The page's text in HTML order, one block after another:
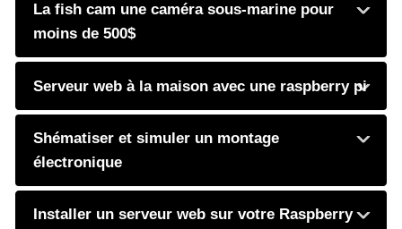
La fish cam une caméra sous-marine pour
moins de 500$
Serveur web à la maison avec une raspberry pi
Shématiser et simuler un montage
électronique
Installer un serveur web sur votre Raspberry